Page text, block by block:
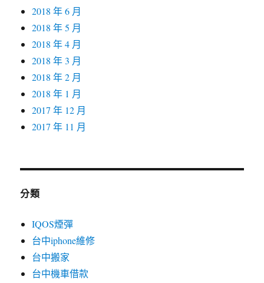
2018 年 6 月
2018 年 5 月
2018 年 4 月
2018 年 3 月
2018 年 2 月
2018 年 1 月
2017 年 12 月
2017 年 11 月
分類
IQOS煙彈
台中iphone維修
台中搬家
台中機車借款